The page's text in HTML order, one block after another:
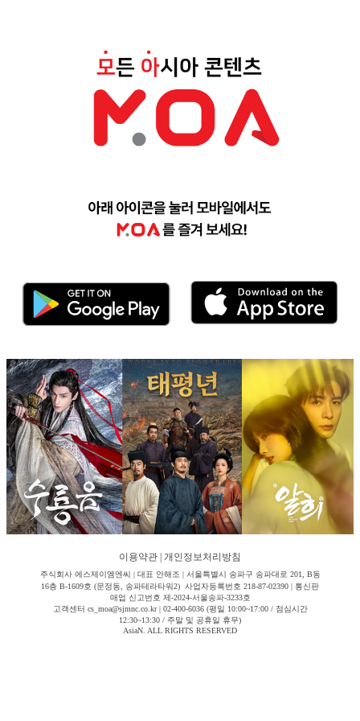
이용약관 개인정보처리방침
주식회사 에스제이엠엔씨 | 대표 안해조 | 서울특별시 송파구 송파대로 201, B동
16층 B-1609호 (문정동, 송파테라타워2) 사업자등록번호 218-87-02390 | 통신판
매업 신고번호 제-2024-서울송파-3233호
고객센터 cs_moa@sjmnc.co.kr | 02-400-6036 (평일 10:00~17:00 / 점심시간
12:30~13:30 / 주말 및 공휴일 휴무)
AsiaN. ALL RIGHTS RESERVED